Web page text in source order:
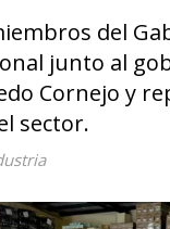
del
junto al
Cornejo y
sector.